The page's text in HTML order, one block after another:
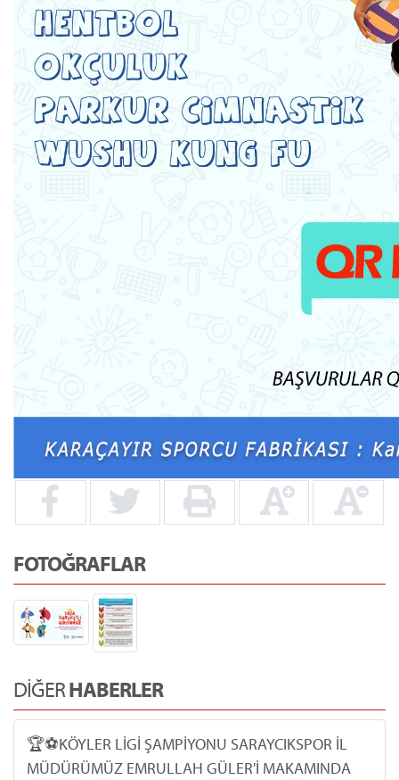
FOTOĞRAFLAR
DİĞERHABERLER
🏆⚽️KÖYLER LİGİ ŞAMPİYONU SARAYCIKSPOR İL
MÜDÜRÜMÜZ EMRULLAH GÜLER'İ MAKAMINDA